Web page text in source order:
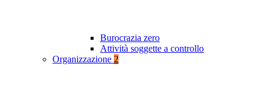
Burocrazia zero
Attività soggette a controllo
Organizzazione 2